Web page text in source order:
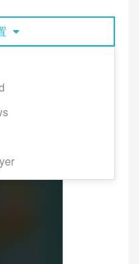
角的「‧‧‧」→「分